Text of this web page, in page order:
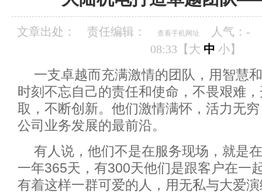
文章出处： 责任编辑： 查看手机网址 人气： -
08:33【 大 中 小】
一支卓越而充满激情的团队，用智慧
时刻不忘自己的责任和使命，不畏艰难
取，不断创新。他们激情满怀，活力无
公司业务发展的最前沿。
有人说，他们不是在服务现场，就是
一年365天，有300天他们是跟客户在一
有着这样一群可爱的人，用无私与大爱